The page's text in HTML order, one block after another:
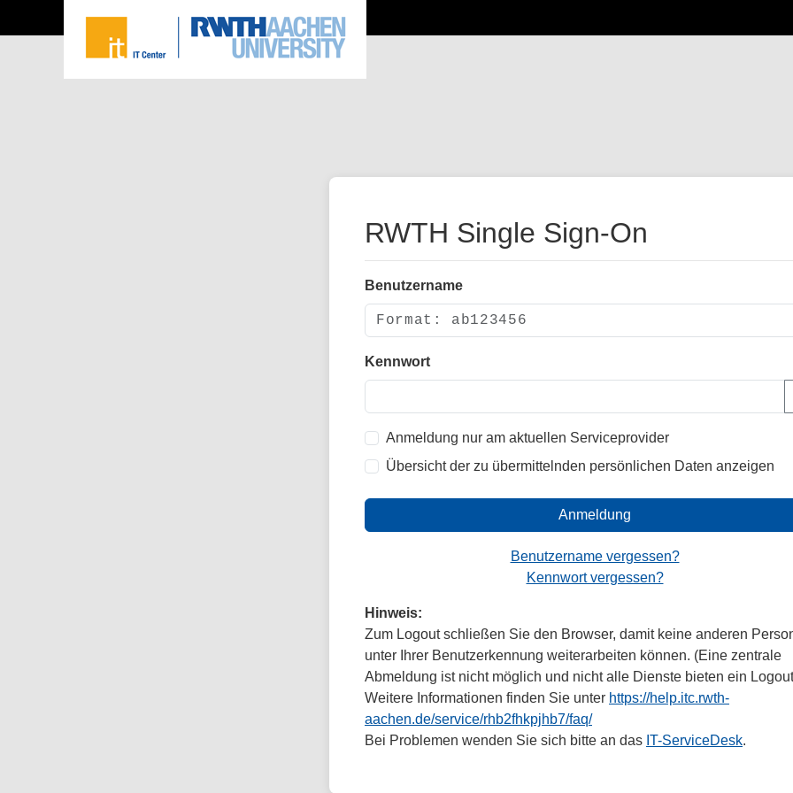
RWTH Single Sign-On
Benutzername
Kennwort
Anmeldung nur am aktuellen Serviceprovider
Übersicht der zu übermittelnden persönlichen Daten anzeigen
Anmeldung
Benutzername vergessen?
Kennwort vergessen?
Hinweis:
Zum Logout schließen Sie den Browser, damit keine anderen
unter Ihrer Benutzerkennung weiterarbeiten können. (Eine zentrale
Abmeldung ist nicht möglich und nicht alle Dienste bieten ein
Weitere Informationen finden Sie unter https://help.itc.rwth-
aachen.de/service/rhb2fhkpjhb7/faq/
Bei Problemen wenden Sie sich bitte an das IT-ServiceDesk.